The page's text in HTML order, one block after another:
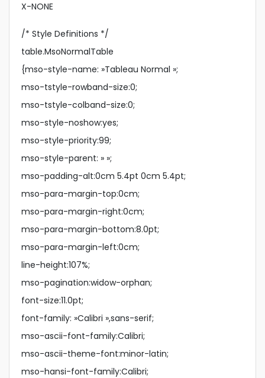
X-NONE
/* Style Definitions */
table.MsoNormalTable
{mso-style-name: »Tableau Normal »;
mso-tstyle-rowband-size:0;
mso-tstyle-colband-size:0;
mso-style-noshow:yes;
mso-style-priority:99;
mso-style-parent: » »;
mso-padding-alt:0cm 5.4pt 0cm 5.4pt;
mso-para-margin-top:0cm;
mso-para-margin-right:0cm;
mso-para-margin-bottom:8.0pt;
mso-para-margin-left:0cm;
line-height:107%;
mso-pagination:widow-orphan;
font-size:11.0pt;
font-family: »Calibri »,sans-serif;
mso-ascii-font-family:Calibri;
mso-ascii-theme-font:minor-latin;
mso-hansi-font-family:Calibri;